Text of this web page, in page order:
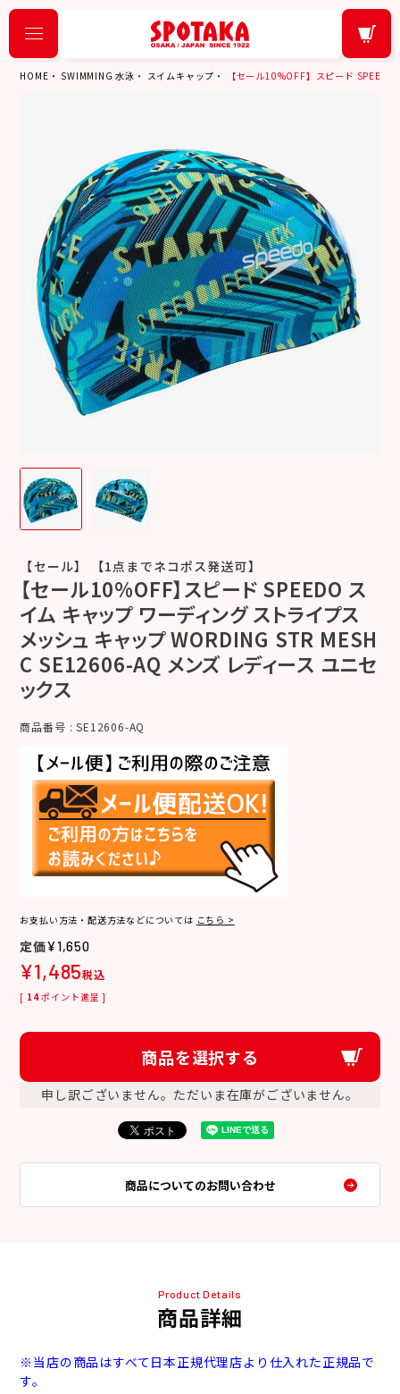
HOME SWIMMING 水泳 スイムキャップ 【セール10%OFF】スピード
【セール】 【1点までネコポス発送可】
【セール10%OFF】スピード SPEEDO ス
イム キャップ ワーディング ストライプス
メッシュ キャップ WORDING STR MESH
C SE12606-AQ メンズ レディース ユニセ
ックス
商品番号 SE12606-AQ
お支払い方法・配送方法などについては こちら >
¥1,650
¥1,485税込
[ 14ポイント進呈 ]
商品を選択する
申し訳ございません。ただいま在庫がございません。
商品についてのお問い合わせ
Product Details
商品詳細
※当店の商品はすべて日本正規代理店より仕入れた正規品で
す。